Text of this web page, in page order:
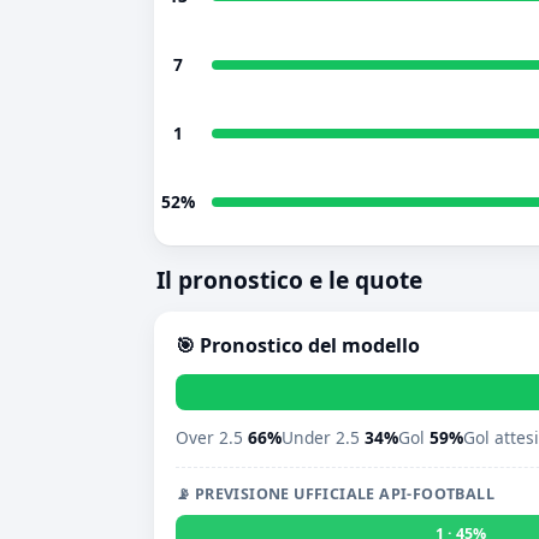
7
1
52%
Il pronostico e le quote
🎯 Pronostico del modello
Over 2.5 66%Under 2.5 34%Gol 59%Gol
📡 PREVISIONE UFFICIALE API-FOOTBALL
1 · 45%